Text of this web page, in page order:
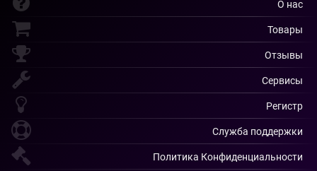
О нас
Товары
Отзывы
Сервисы
Регистр
Служба поддержки
Политика Конфиденциальности